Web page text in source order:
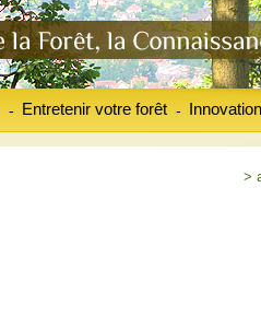
Entretenir votre forêt
- -
>